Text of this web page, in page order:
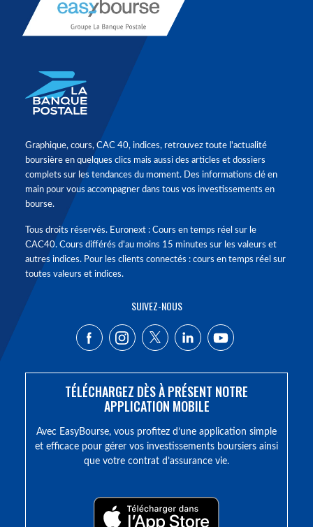
Graphique, cours, CAC 40, indices, retrouvez toute l'actualité
boursière en quelques clics mais aussi des articles et dossiers
complets sur les tendances du moment. Des informations clé en
main pour vous accompagner dans tous vos investissements en
bourse.
Tous droits réservés. Euronext : Cours en temps réel sur le
CAC40. Cours différés d'au moins 15 minutes sur les valeurs et
autres indices. Pour les clients connectés : cours en temps réel sur
toutes valeurs et indices.
SUIVEZ-NOUS
TÉLÉCHARGEZ DÈS À PRÉSENT NOTRE
APPLICATION MOBILE
Avec EasyBourse, vous profitez d’une application simple
et efficace pour gérer vos investissements boursiers ainsi
que votre contrat d’assurance vie.